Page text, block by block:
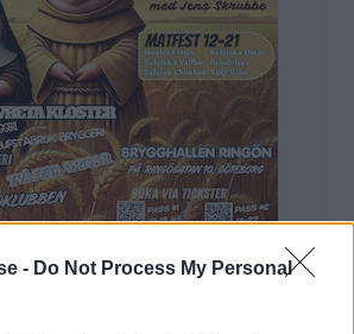
- Do Not Process My Personal